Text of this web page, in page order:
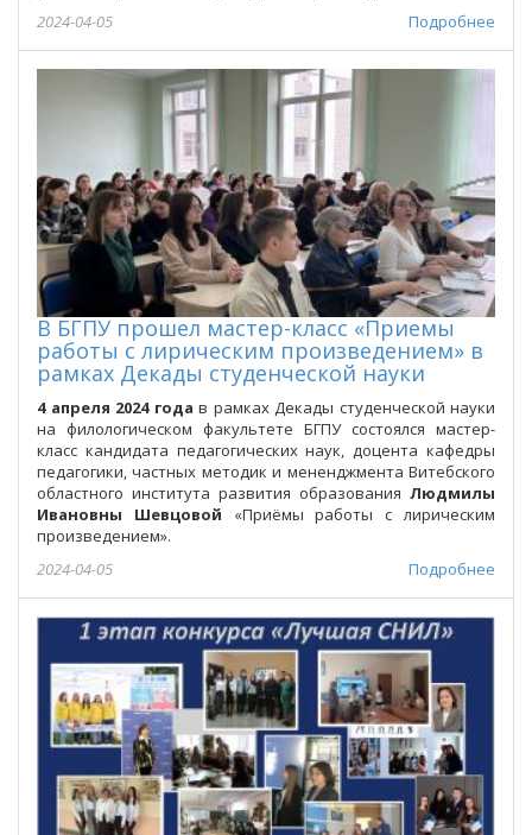
Подробнее
2024-04-05
В БГПУ прошел мастер-класс «Приемы
работы с лирическим произведением» в
рамках Декады студенческой науки
4 апреля 2024 года в рамках Декады студенческой науки
на филологическом факультете БГПУ состоялся мастер-
класс кандидата педагогических наук, доцента кафедры
педагогики, частных методик и мененджмента Витебского
областного института развития образования Людмилы
Ивановны Шевцовой «Приёмы работы с лирическим
произведением».
Подробнее
2024-04-05